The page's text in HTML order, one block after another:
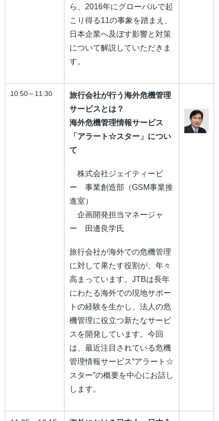
ら、2016年にグローバルで起
こり得る11の事象を踏まえ、
日本企業へ及ぼす影響と対策
について解説していただきま
す。
10:50～11:30
旅行会社が行う海外危機管理
サービスとは？
海外危機管理情報サービス
「アラート☆スター」につい
て
株式会社ジェイティービ
ー 事業創造部（GSM事業推
進室）
企画開発担当マネージャ
ー 田邊良学氏
旅行会社が海外での危機管理
に対して果たす役割が、年々
高まっています。JTBは長年
にわたる海外での現地サポー
トの経験を生かし、法人の危
機管理に役立つ新たなサービ
スを開発しています。今回
は、最近注目されている危機
管理情報サービス“アラート☆
スター”の概要を中心にお話し
します。